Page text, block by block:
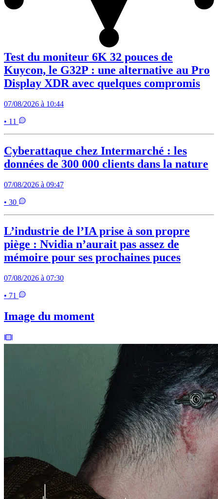
Test du moniteur 6K 32 pouces de
Kuycon, le G32P : une alternative au Pro
Display XDR avec quelques compromis
07/08/2026 à 10:44
• 11
Cyberattaque chez Intermarché : les
données de 300 000 clients dans la nature
07/08/2026 à 09:47
• 30
L’industrie de l’IA prise à son propre
piège : Nvidia n’aurait pas assez de
mémoire pour ses prochaines puces
07/08/2026 à 07:30
• 71
Image du moment